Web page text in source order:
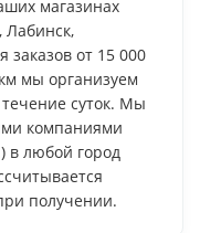
магазинах
Лабинск,
заказов от 15 000
мы организуем
суток. Мы
компаниями
в любой город
получении.